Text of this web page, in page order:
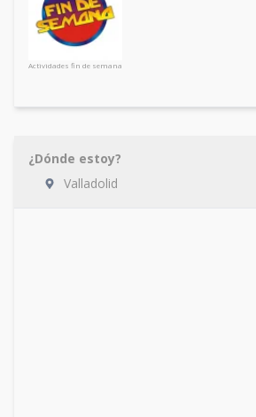
Actividades fin de semana
¿Dónde estoy?
Valladolid